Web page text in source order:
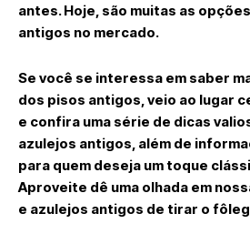
antes. Hoje, são muitas as
antigos no mercado.
Se você se interessa em saber
dos pisos antigos, veio ao lugar
e confira uma série de dicas
azulejos antigos, além de
para quem deseja um toque
Aproveite dê uma olhada em
e azulejos antigos de tirar o